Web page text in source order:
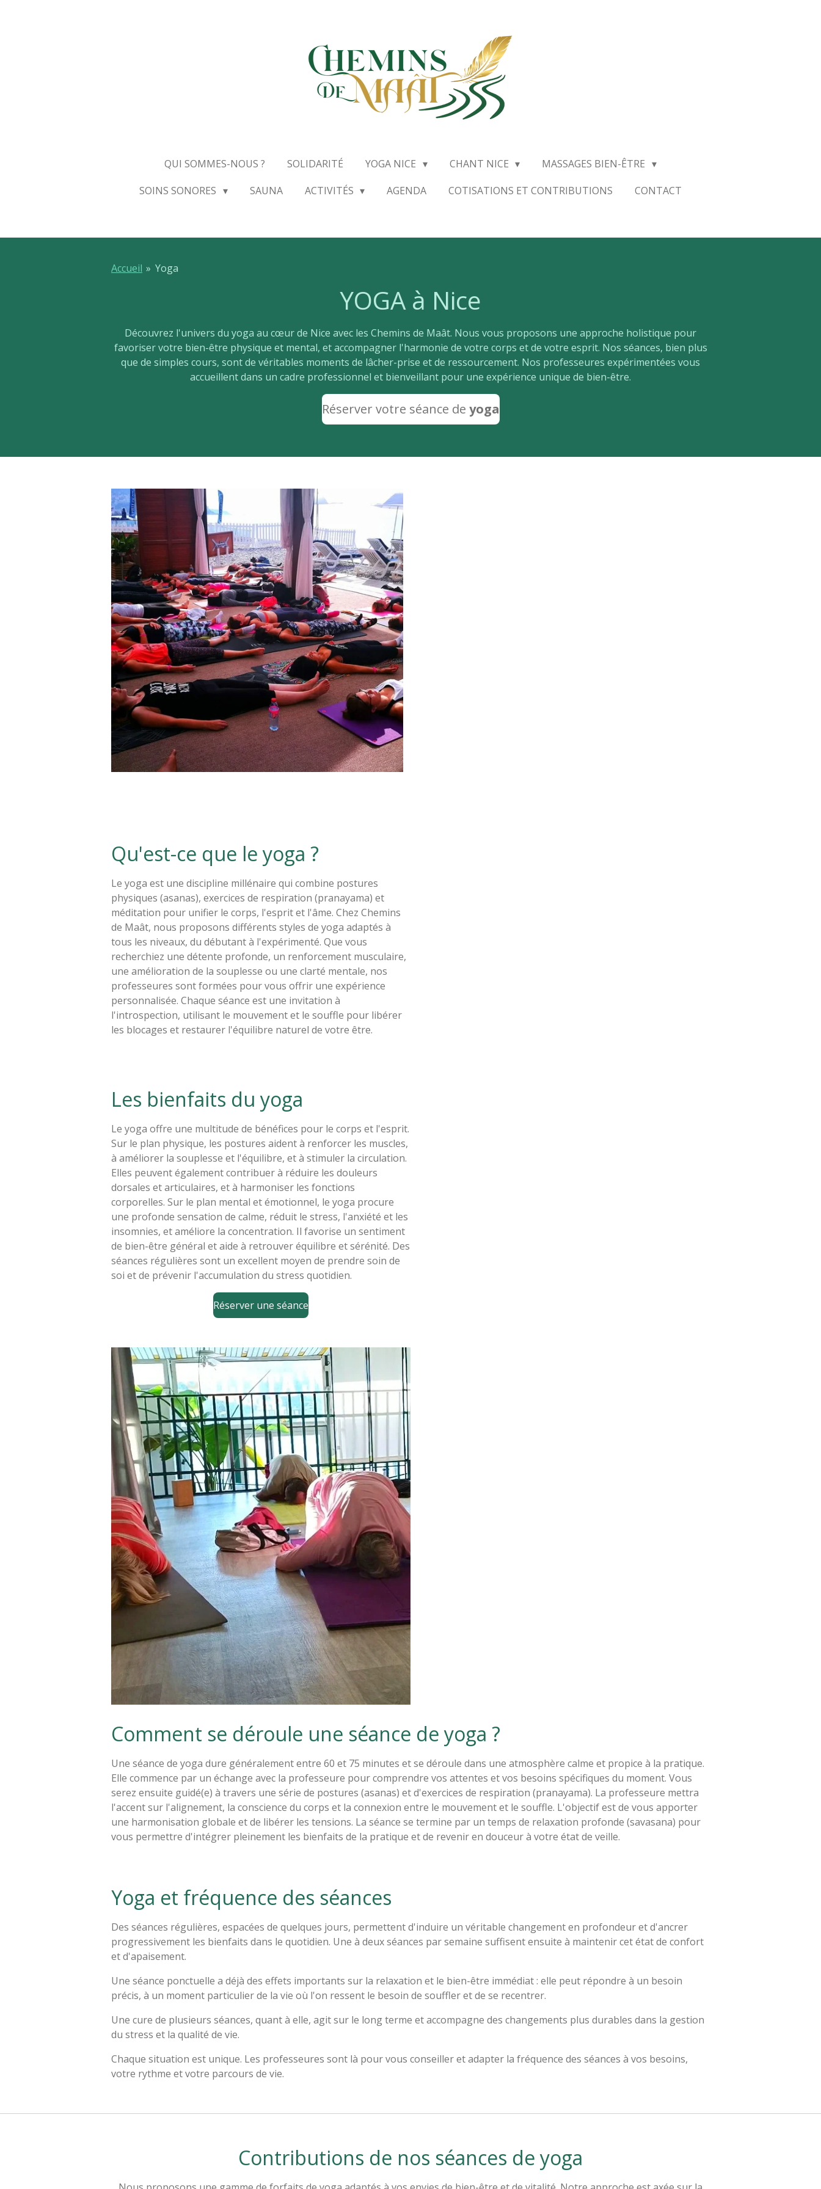
QUI SOMMES-NOUS ? SOLIDARITÉ YOGA NICE CHANT NICE
MASSAGES BIEN-ÊTRE
SOINS SONORES
SAUNA ACTIVITÉS AGENDA COTISATIONS ET CONTRIBUTIONS CONTACT
Accueil » Yoga
YOGA à Nice
Découvrez l'univers du yoga au cœur de Nice avec les Chemins de Maât. Nous vous proposons une approche holistique pour
favoriser votre bien-être physique et mental, et accompagner l'harmonie de votre corps et de votre esprit. Nos séances, bien plus
que de simples cours, sont de véritables moments de lâcher-prise et de ressourcement. Nos professeures expérimentées vous
accueillent dans un cadre professionnel et bienveillant pour une expérience unique de bien-être.
Réserver votre séance de yoga
Qu'est-ce que le yoga ?
Le yoga est une discipline millénaire qui combine postures
physiques (asanas), exercices de respiration (pranayama) et
méditation pour unifier le corps, l'esprit et l'âme. Chez Chemins
de Maât, nous proposons différents styles de yoga adaptés à
tous les niveaux, du débutant à l'expérimenté. Que vous
recherchiez une détente profonde, un renforcement musculaire,
une amélioration de la souplesse ou une clarté mentale, nos
professeures sont formées pour vous offrir une expérience
personnalisée. Chaque séance est une invitation à
l'introspection, utilisant le mouvement et le souffle pour libérer
les blocages et restaurer l'équilibre naturel de votre être.
Les bienfaits du yoga
Le yoga offre une multitude de bénéfices pour le corps et l'esprit.
Sur le plan physique, les postures aident à renforcer les muscles,
à améliorer la souplesse et l'équilibre, et à stimuler la circulation.
Elles peuvent également contribuer à réduire les douleurs
dorsales et articulaires, et à harmoniser les fonctions
corporelles. Sur le plan mental et émotionnel, le yoga procure
une profonde sensation de calme, réduit le stress, l'anxiété et les
insomnies, et améliore la concentration. Il favorise un sentiment
de bien-être général et aide à retrouver équilibre et sérénité. Des
séances régulières sont un excellent moyen de prendre soin de
soi et de prévenir l'accumulation du stress quotidien.
Réserver une séance
Comment se déroule une séance de yoga ?
Une séance de yoga dure généralement entre 60 et 75 minutes et se déroule dans une atmosphère calme et propice à la pratique.
Elle commence par un échange avec la professeure pour comprendre vos attentes et vos besoins spécifiques du moment. Vous
serez ensuite guidé(e) à travers une série de postures (asanas) et d'exercices de respiration (pranayama). La professeure mettra
l'accent sur l'alignement, la conscience du corps et la connexion entre le mouvement et le souffle. L'objectif est de vous apporter
une harmonisation globale et de libérer les tensions. La séance se termine par un temps de relaxation profonde (savasana) pour
vous permettre d'intégrer pleinement les bienfaits de la pratique et de revenir en douceur à votre état de veille.
Yoga et fréquence des séances
Des séances régulières, espacées de quelques jours, permettent d'induire un véritable changement en profondeur et d'ancrer
progressivement les bienfaits dans le quotidien. Une à deux séances par semaine suffisent ensuite à maintenir cet état de confort
et d'apaisement.
Une séance ponctuelle a déjà des effets importants sur la relaxation et le bien-être immédiat : elle peut répondre à un besoin
précis, à un moment particulier de la vie où l'on ressent le besoin de souffler et de se recentrer.
Une cure de plusieurs séances, quant à elle, agit sur le long terme et accompagne des changements plus durables dans la gestion
du stress et la qualité de vie.
Chaque situation est unique. Les professeures sont là pour vous conseiller et adapter la fréquence des séances à vos besoins,
votre rythme et votre parcours de vie.
Contributions de nos séances de yoga